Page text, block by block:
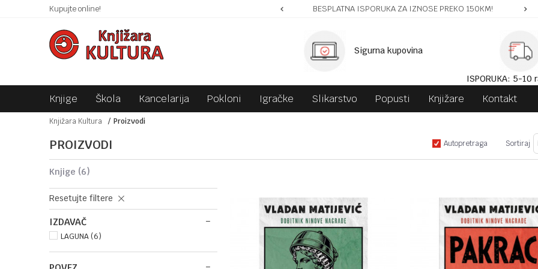
Kupujte online!SIGURNO PLAĆANJE PLATNIM KARTICAMA! BESPLATNA ISPORUKA ZA IZNOSE PREKO 150KM!
Sigurna kupovina
ISPORUKA: 5-10
Knjige Škola Kancelarija Pokloni Igračke Slikarstvo Popusti Knjižare Kontakt
Knjižara Kultura Proizvodi
PROIZVODI Autopretraga Sortiraj
knjige (6)
Resetujte filtere
IZDAVAČ
LAGUNA (6)